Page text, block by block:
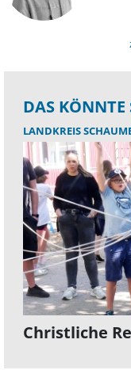
DAS KÖNNTE
LANDKREIS
Christliche